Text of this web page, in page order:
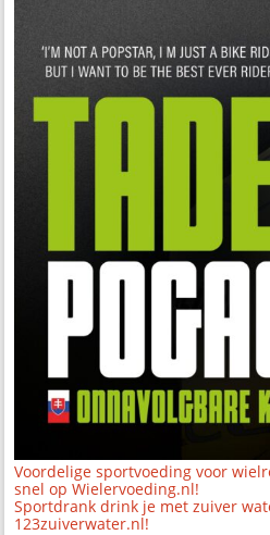
Voordelige sportvoeding voor
snel op Wielervoeding.nl!
Sportdrank drink je met zuiver
123zuiverwater.nl!